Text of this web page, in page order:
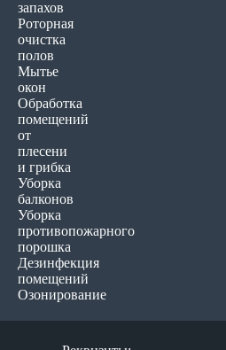
запахов
Роторная
очистка
полов
Мытье
окон
Обработка
помещений
от
плесени
и грибка
Уборка
балконов
Уборка
противопожарного
порошка
Дезинфекция
помещений
Озонирование